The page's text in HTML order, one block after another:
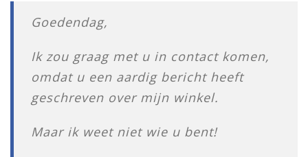
Goedendag,
Ik zou graag met u in contact komen,
omdat u een aardig bericht heeft
geschreven over mijn winkel.
Maar ik weet niet wie u bent!